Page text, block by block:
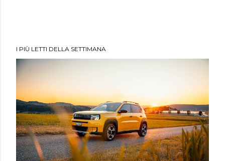
I PIÙ LETTI DELLA SETTIMANA